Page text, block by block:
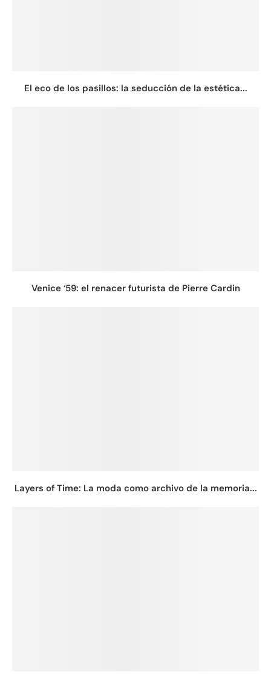
El eco de los pasillos: la seducción de la estética...
Venice ‘59: el renacer futurista de Pierre Cardin
Layers of Time: La moda como archivo de la memoria...